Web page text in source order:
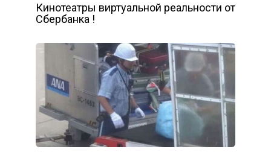
Кинотеатры виртуальной реальности от
Сбербанка !